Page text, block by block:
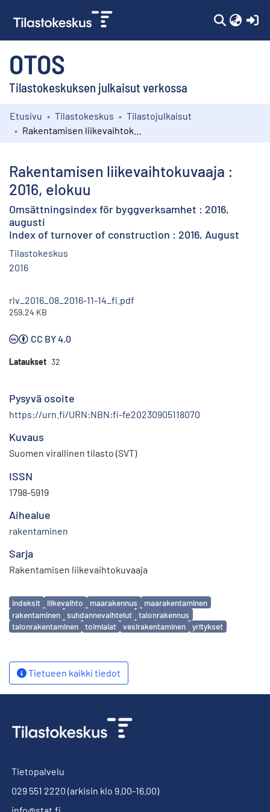
OTOS
Tilastokeskuksen julkaisut verkossa
Kokoelmat
Etusivu Tilastokeskus
Tilastojulkaisut
Rakentamisen liikevaihtokuvaaja :
2016, elokuu
Omsättningsindex för byggverksamhet : 2016,
augusti
Index of turnover of construction : 2016, August
Tilastokeskus
2016
rlv_2016_08_2016-11-14_fi.pdf
259.24 KB
CC BY 4.0
Lataukset 32
Pysyvä osoite
https://urn.fi/URN:NBN:fi-fe20230905118070
Kuvaus
Suomen virallinen tilasto (SVT)
ISSN
1798-5919
Aihealue
rakentaminen
Sarja
Rakentamisen liikevaihtokuvaaja
Avainsanat
indeksit liikevaihto maarakennus
maarakentaminen
rakentaminen
suhdannevaihtelut
talonrakennus
talonrakentaminen
toimialat vesirakentaminen yritykset
Tietueen kaikki tiedot
Tietopalvelu
029 551 2220 (arkisin klo 9.00-16.00)